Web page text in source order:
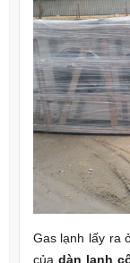
Gas lạnh lấy ra
của dàn lạnh